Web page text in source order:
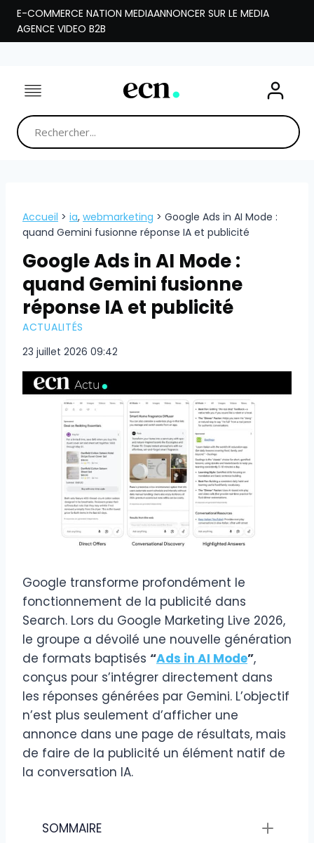
Aller
contenu
E-COMMERCE NATION MEDIAANNONCER SUR LE MEDIA
AGENCE VIDEO B2B
Accueil > ia, webmarketing > Google Ads in AI Mode :
quand Gemini fusionne réponse IA et publicité
Google Ads in AI Mode :
quand Gemini fusionne
réponse IA et publicité
ACTUALITÉS
23 juillet 2026 09:42
Google transforme profondément le
fonctionnement de la publicité dans
Search. Lors du Google Marketing Live 2026,
le groupe a dévoilé une nouvelle génération
de formats baptisés “Ads in AI Mode”,
conçus pour s’intégrer directement dans
les réponses générées par Gemini. L’objectif
n’est plus seulement d’afficher une
annonce dans une page de résultats, mais
de faire de la publicité un élément natif de
la conversation IA.
SOMMAIRE